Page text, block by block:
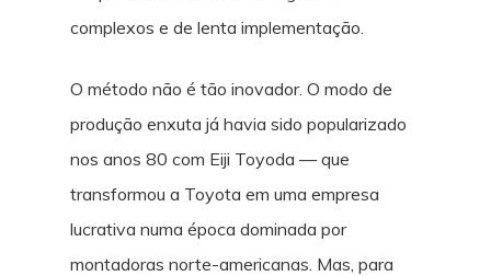
complexos e de lenta implementação.
O método não é tão inovador. O modo de
produção enxuta já havia sido popularizado
nos anos 80 com Eiji Toyoda — que
transformou a Toyota em uma empresa
lucrativa numa época dominada por
montadoras norte-americanas. Mas, para